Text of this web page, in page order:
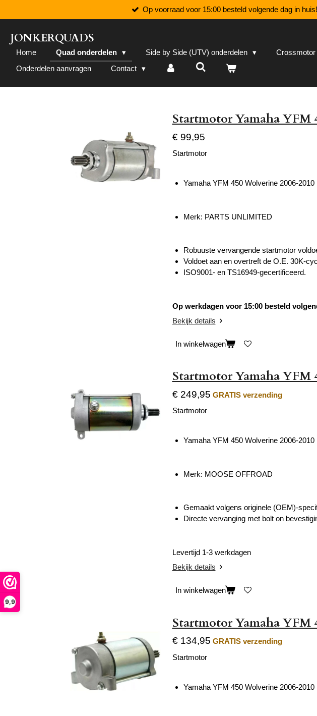
9,9
direct
naar
de
hoofdinhoud
Op voorraad voor 15:00 besteld volgende dag in huis!
JONKERQUADS
Home Quad onderdelen Side by Side (UTV) onderdelen Crossmotor
Onderdelen aanvragen
Contact
Startmotor Yamaha YFM
€ 99,95
Startmotor
Yamaha YFM 450 Wolverine 2006-2010
Merk: PARTS UNLIMITED
Robuuste vervangende startmotor
Voldoet aan en overtreft de O.E. 30K-
ISO9001- en TS16949-gecertificeerd.
Op werkdagen voor 15:00 besteld
Bekijk details
In winkelwagen
Startmotor Yamaha YFM
€ 249,95 GRATIS verzending
Startmotor
Yamaha YFM 450 Wolverine 2006-2010
Merk: MOOSE OFFROAD
Gemaakt volgens originele (OEM)-
Directe vervanging met bolt on
Levertijd 1-3 werkdagen
Bekijk details
In winkelwagen
Startmotor Yamaha YFM
€ 134,95 GRATIS verzending
Startmotor
Yamaha YFM 450 Wolverine 2006-2010